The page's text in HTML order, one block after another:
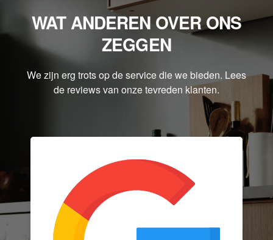
WAT ANDEREN OVER ONS
ZEGGEN
We zijn erg trots op de service die we bieden. Lees
de reviews van onze tevreden klanten.